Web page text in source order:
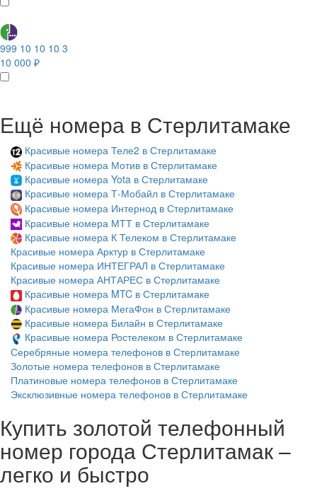
999 10 10 10 3
10 000 ₽
Ещё номера в Стерлитамаке
Красивые номера Теле2 в Стерлитамаке
Красивые номера Мотив в Стерлитамаке
Красивые номера Yota в Стерлитамаке
Красивые номера Т-Мобайл в Стерлитамаке
Красивые номера Интернод в Стерлитамаке
Красивые номера МТТ в Стерлитамаке
Красивые номера К Телеком в Стерлитамаке
Красивые номера Арктур в Стерлитамаке
Красивые номера ИНТЕГРАЛ в Стерлитамаке
Красивые номера АНТАРЕС в Стерлитамаке
Красивые номера MTC в Стерлитамаке
Красивые номера МегаФон в Стерлитамаке
Красивые номера Билайн в Стерлитамаке
Красивые номера Ростелеком в Стерлитамаке
Серебряные номера телефонов в Стерлитамаке
Золотые номера телефонов в Стерлитамаке
Платиновые номера телефонов в Стерлитамаке
Эксклюзивные номера телефонов в Стерлитамаке
Купить золотой телефонный
номер города Стерлитамак –
легко и быстро